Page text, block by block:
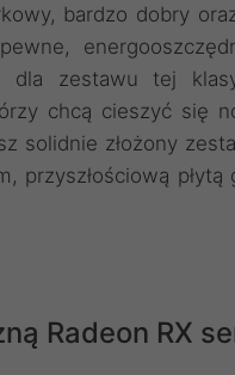
bardzo dobry
dla zestawu tej
chcą cieszyć się
solidnie złożony
przyszłościową
Radeon RX